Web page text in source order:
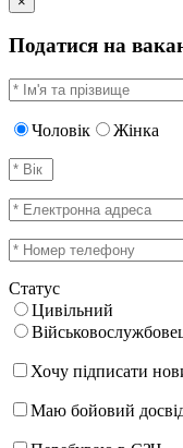
Податися на
Чоловік Жінка
Статус
Цивільний
Хочу підписати
Маю бойовий